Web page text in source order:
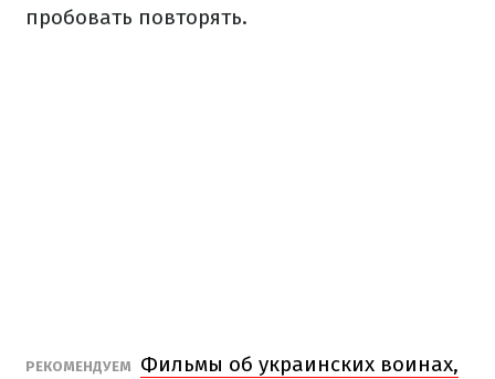
пробовать повторять.
РЕКОМЕНДУЕМ
Фильмы об украинских воинах,